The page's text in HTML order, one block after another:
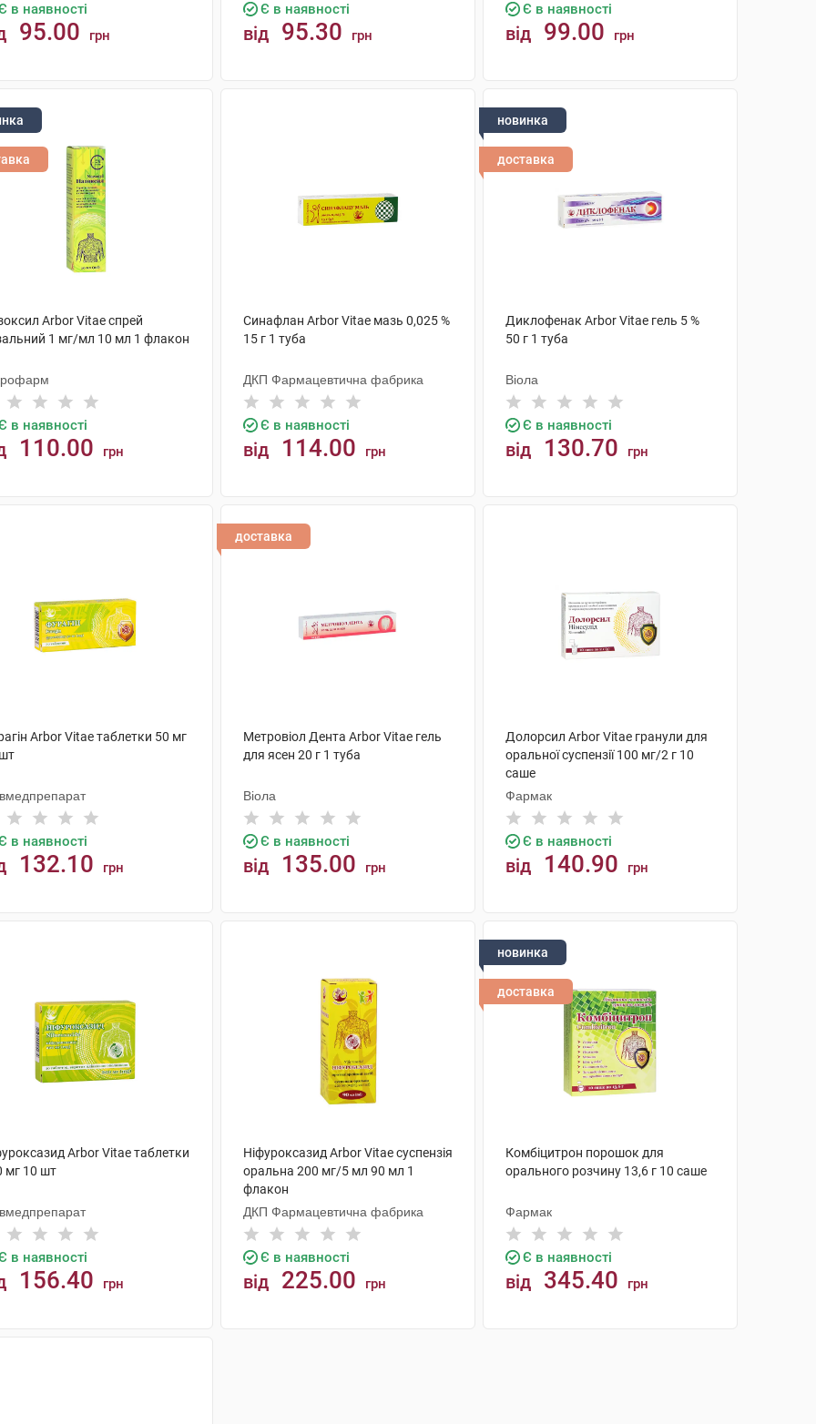
в наявності
95.00 грн
Є в наявності
від 95.30 грн
Є в наявності
від 99.00 грн
Arbor Vitae спрей
1 мг/мл 10 мл 1 флакон
в наявності
110.00 грн
Синафлан Arbor Vitae мазь 0,025 %
15 г 1 туба
ДКП Фармацевтична фабрика
Є в наявності
від 114.00 грн
новинка
доставка
Диклофенак Arbor Vitae гель 5 %
50 г 1 туба
Віола
Є в наявності
від 130.70 грн
Arbor Vitae таблетки 50 мг
в наявності
132.10 грн
доставка
Метровіол Дента Arbor Vitae гель
для ясен 20 г 1 туба
Віола
Є в наявності
від 135.00 грн
Долорсил Arbor Vitae гранули для
оральної суспензії 100 мг/2 г 10
саше
Фармак
Є в наявності
від 140.90 грн
Arbor Vitae таблетки
мг 10 шт
в наявності
156.40 грн
Ніфуроксазид Arbor Vitae суспензія
оральна 200 мг/5 мл 90 мл 1
флакон
ДКП Фармацевтична фабрика
Є в наявності
від 225.00 грн
новинка
доставка
Комбіцитрон порошок для
орального розчину 13,6 г 10 саше
Фармак
Є в наявності
від 345.40 грн